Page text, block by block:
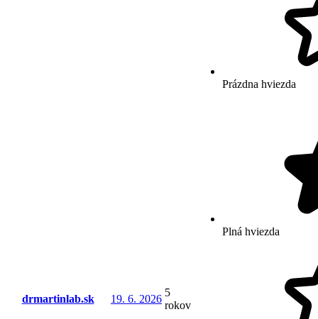
Prázdna hviezda
drmartinlab.sk 19. 6. 2026
5
rokov
Plná hviezda